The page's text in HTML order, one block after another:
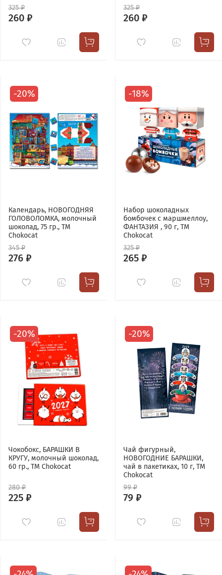
325 ₽
260 ₽
325 ₽
260 ₽
-20%
Календарь, НОВОГОДНЯЯ
ГОЛОВОЛОМКА, молочный
шоколад, 75 гр., TM
Chokocat
345 ₽
276 ₽
-18%
Набор шоколадных
бомбочек с маршмеллоу,
ФАНТАЗИЯ , 90 г, ТМ
Chokocat
325 ₽
265 ₽
-20%
Чокобокс, БАРАШКИ В
КРУГУ, молочный шоколад,
60 гр., TM Chokocat
280 ₽
225 ₽
-20%
Чай фигурный,
НОВОГОДНИЕ БАРАШКИ,
чай в пакетиках, 10 г, TM
Chokocat
99 ₽
79 ₽